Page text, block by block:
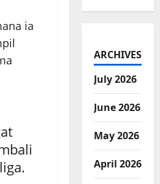
ia
ARCHIVES
July 2026
June 2026
May 2026
April 2026